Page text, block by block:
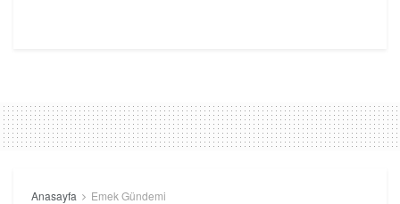
Anasayfa Emek Gündemi